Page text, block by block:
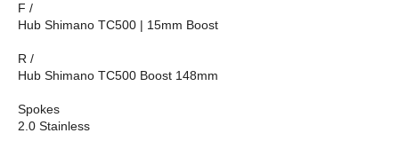
F /
Hub Shimano TC500 | 15mm Boost
R /
Hub Shimano TC500 Boost 148mm
Spokes
2.0 Stainless